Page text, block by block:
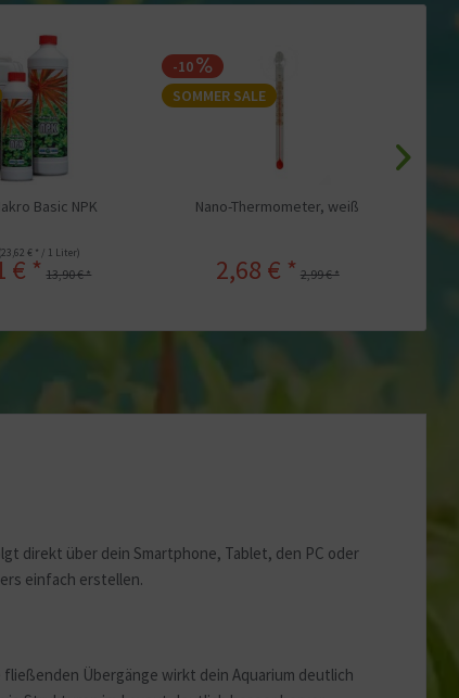
Basic NPK
(23,62 € * / 1 Liter)
€ * 13,90 € *
-10
SOMMER SALE
Nano-Thermometer, weiß
2,68 € * 2,99 € *
direkt über dein Smartphone, Tablet, den PC oder
einfach erstellen.
Übergänge wirkt dein Aquarium deutlich